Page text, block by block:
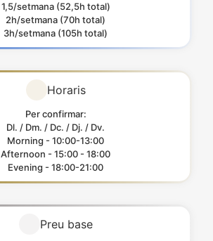
1,5/setmana (52,5h total)
2h/setmana (70h total)
3h/setmana (105h total)
Horaris
Per confirmar:
Dl. / Dm. / Dc. / Dj. / Dv.
Morning - 10:00-13:00
Afternoon - 15:00 - 18:00
Evening - 18:00-21:00
Preu base